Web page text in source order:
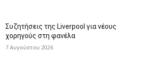
Συζητήσεις της Liverpool για νέους
χορηγούς στη φανέλα
7 Αυγούστου 2026